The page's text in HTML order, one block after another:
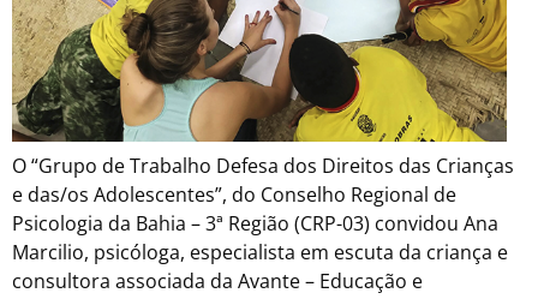
O “Grupo de Trabalho Defesa dos Direitos das Crianças
e das/os Adolescentes”, do Conselho Regional de
Psicologia da Bahia – 3ª Região (CRP-03) convidou Ana
Marcilio, psicóloga, especialista em escuta da criança e
consultora associada da Avante – Educação e